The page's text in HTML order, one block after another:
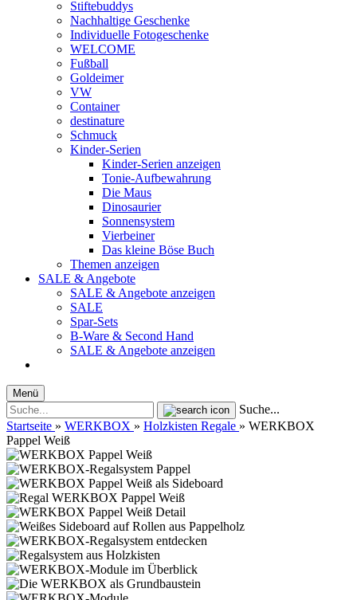
Stiftebuddys
Nachhaltige Geschenke
Individuelle Fotogeschenke
WELCOME
Fußball
Goldeimer
VW
Container
destinature
Schmuck
Kinder-Serien
Kinder-Serien anzeigen
Tonie-Aufbewahrung
Die Maus
Dinosaurier
Sonnensystem
Vierbeiner
Das kleine Böse Buch
Themen anzeigen
SALE & Angebote
SALE & Angebote anzeigen
SALE
Spar-Sets
B-Ware & Second Hand
SALE & Angebote anzeigen
Menü
Suche...
Startseite » WERKBOX » Holzkisten Regale » WERKBOX
Pappel Weiß